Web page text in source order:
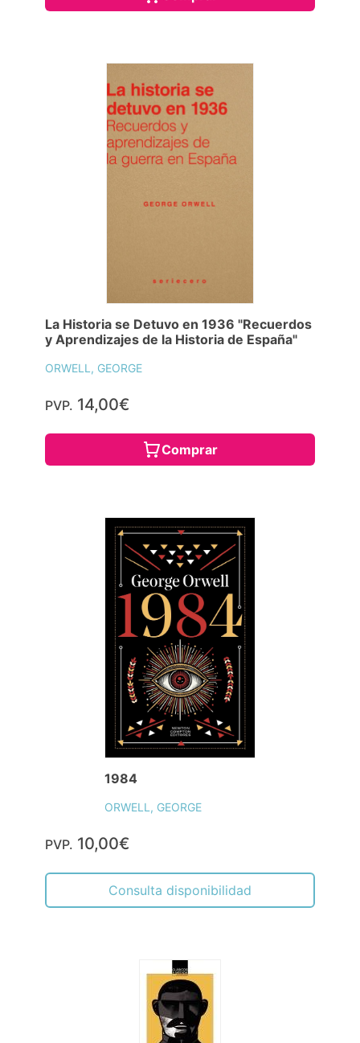
La Historia se Detuvo en 1936 "Recuerdos
y Aprendizajes de la Historia de España"
ORWELL, GEORGE
PVP. 14,00€
Comprar
1984
ORWELL, GEORGE
PVP. 10,00€
Consulta disponibilidad